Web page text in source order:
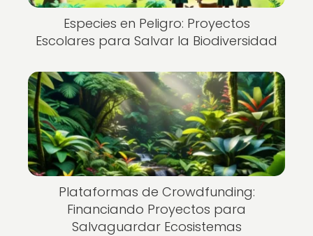
Especies en Peligro: Proyectos
Escolares para Salvar la Biodiversidad
Plataformas de Crowdfunding:
Financiando Proyectos para
Salvaguardar Ecosistemas